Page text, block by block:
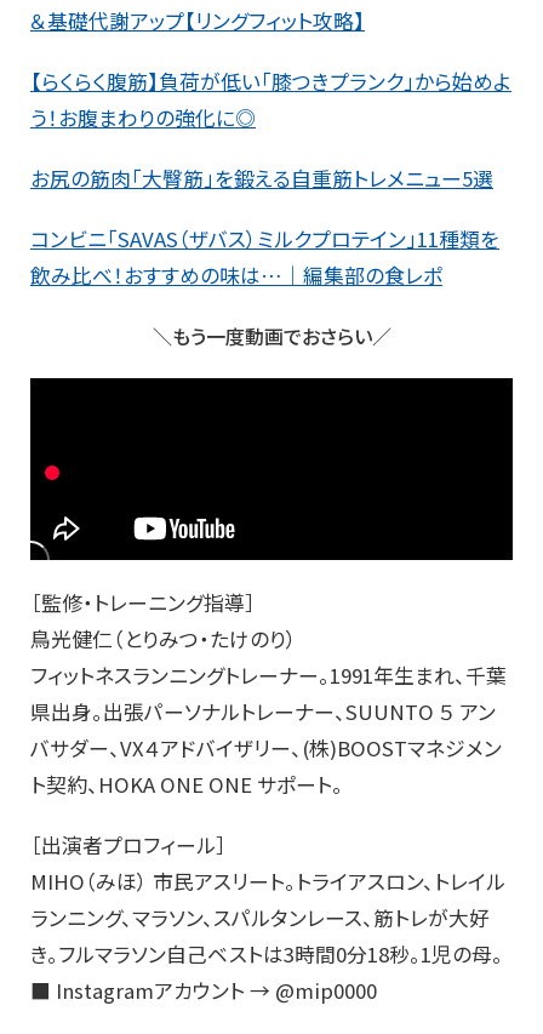
＆基礎代謝アップ【リングフィット攻略】
【らくらく腹筋】負荷が低い「膝つきプランク」から始めよ
う！お腹まわりの強化に◎
お尻の筋肉「大臀筋」を鍛える自重筋トレメニュー5選
コンビニ「SAVAS（ザバス）ミルクプロテイン」11種類を
飲み比べ！おすすめの味は…｜編集部の食レポ
＼もう一度動画でおさらい／
［監修・トレーニング指導］
鳥光健仁（とりみつ・たけのり）
フィットネスランニングトレーナー。1991年生まれ、千葉
県出身。出張パーソナルトレーナー、SUUNTO ５ アン
バサダー、VX４アドバイザリー、(株)BOOSTマネジメン
ト契約、HOKA ONE ONE サポート。
［出演者プロフィール］
MIHO（みほ） 市民アスリート。トライアスロン、トレイル
ランニング、マラソン、スパルタンレース、筋トレが大好
き。フルマラソン自己ベストは3時間0分18秒。1児の母。
■ Instagramアカウント → @mip0000